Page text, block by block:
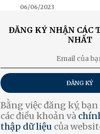
06/06/2023
ĐĂNG KÝ NHẬN CÁC
NHẤT
ĐĂNG KÝ
Bằng việc đăng ký,
các điều khoản và
thập dữ liệu của